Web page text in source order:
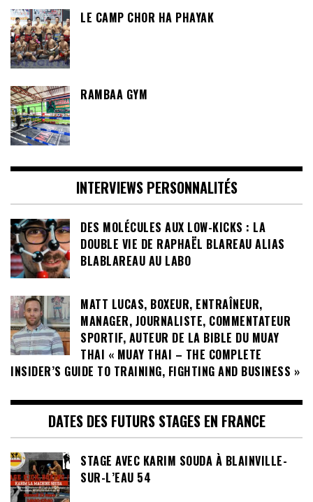
LE CAMP CHOR HA PHAYAK
RAMBAA GYM
INTERVIEWS PERSONNALITÉS
DES MOLÉCULES AUX LOW-KICKS : LA
DOUBLE VIE DE RAPHAËL BLAREAU ALIAS
BLABLAREAU AU LABO
MATT LUCAS, BOXEUR, ENTRAÎNEUR,
MANAGER, JOURNALISTE, COMMENTATEUR
SPORTIF, AUTEUR DE LA BIBLE DU MUAY
THAI « MUAY THAI – THE COMPLETE
INSIDER’S GUIDE TO TRAINING, FIGHTING AND BUSINESS »
DATES DES FUTURS STAGES EN FRANCE
STAGE AVEC KARIM SOUDA À BLAINVILLE-
SUR-L’EAU 54